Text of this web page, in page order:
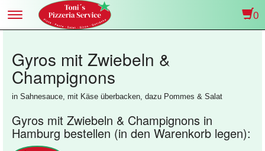
Toggle
navigation
0
Gyros mit Zwiebeln &
Champignons
in Sahnesauce, mit Käse überbacken, dazu Pommes & Salat
Gyros mit Zwiebeln & Champignons in
Hamburg bestellen (in den Warenkorb legen):